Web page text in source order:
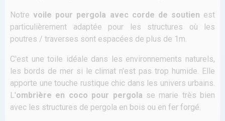
Notre voile pour pergola avec corde de soutien est
particulièrement adaptée pour les structures où les
poutres / traverses sont espacées de plus de 1m.
C'est une toile idéale dans les environnements naturels,
les bords de mer si le climat n'est pas trop humide. Elle
apporte une touche rustique chic dans les univers urbains.
L'ombrière en coco pour pergola se marie très bien
avec les structures de pergola en bois ou en fer forgé.